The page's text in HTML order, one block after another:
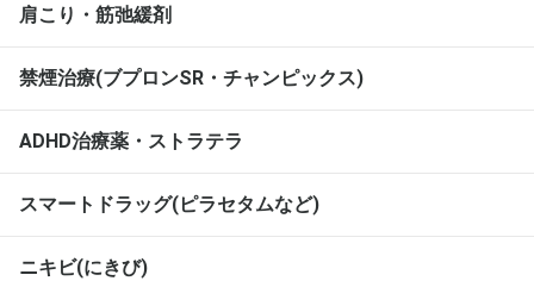
肩こり・筋弛緩剤
禁煙治療(ブプロンSR・チャンピックス)
ADHD治療薬・ストラテラ
スマートドラッグ(ピラセタムなど)
ニキビ(にきび)